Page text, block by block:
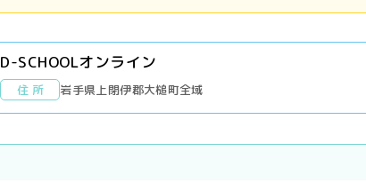
D-SCHOOLオンライン
住 所 岩手県上閉伊郡大槌町全域